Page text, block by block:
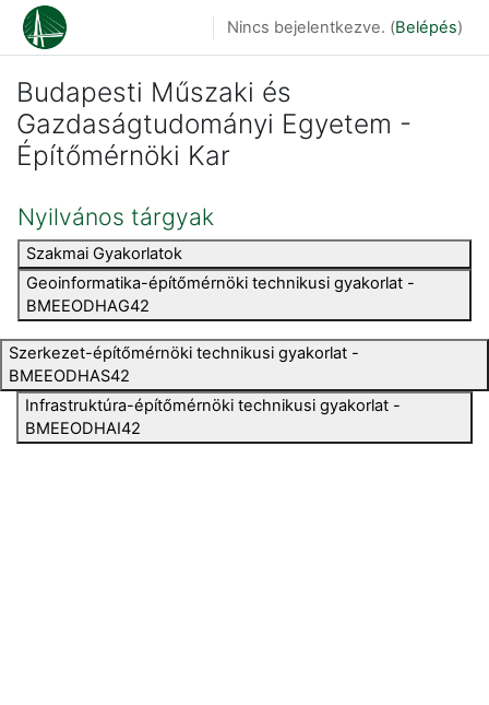
Tovább a fő tartalomhoz
Nincs bejelentkezve. (Belépés)
Budapesti Műszaki és
Gazdaságtudományi Egyetem -
Építőmérnöki Kar
Nyilvános tárgyak
Szakmai Gyakorlatok
Geoinformatika-építőmérnöki technikusi gyakorlat -
BMEEODHAG42
Szerkezet-építőmérnöki technikusi gyakorlat -
BMEEODHAS42
Infrastruktúra-építőmérnöki technikusi gyakorlat -
BMEEODHAI42